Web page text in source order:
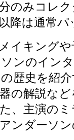
のみコレ
降は通常
イキングや
ンのイン
歴史を紹
の解説な
、主演の
ンダーソ